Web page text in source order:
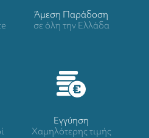
Άμεση Παράδοση
σε όλη την Ελλάδα
Eγγύηση
Χαμηλότερης τιμής